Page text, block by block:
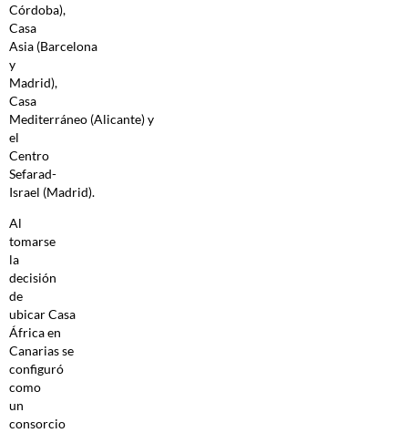
Córdoba),
Casa
Asia (Barcelona
y
Madrid),
Casa
Mediterráneo (Alicante) y
el
Centro
Sefarad-
Israel (Madrid).
Al
tomarse
la
decisión
de
ubicar Casa
África en
Canarias se
configuró
como
un
consorcio